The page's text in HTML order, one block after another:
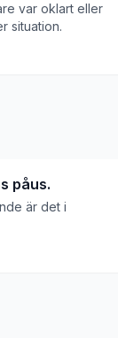
var oklart eller
situation.
påus.
är det i